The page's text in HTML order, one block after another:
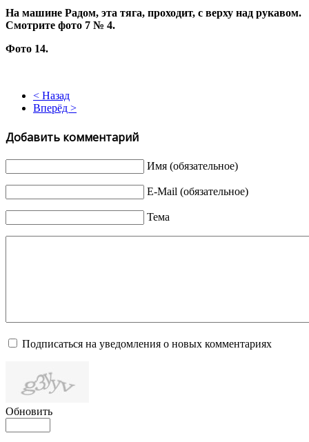
На машине Радом, эта тяга, проходит, с верху над рукавом.
Смотрите фото 7 № 4.
Фото 14.
< Назад
Вперёд >
Добавить комментарий
Имя (обязательное)
E-Mail (обязательное)
Тема
Подписаться на уведомления о новых комментариях
Обновить